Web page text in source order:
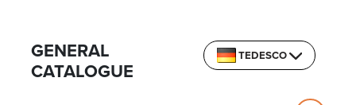
GENERAL
CATALOGUE
TEDESCO